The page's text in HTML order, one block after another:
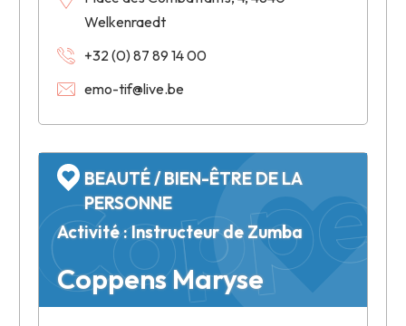
Welkenraedt
+32 (0) 87 89 14 00
emo-tif@live.be
Coppens Maryse
BEAUTÉ / BIEN-ÊTRE DE LA
PERSONNE
Activité : Instructeur de Zumba